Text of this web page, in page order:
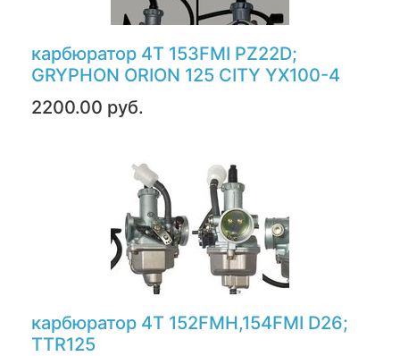
карбюратор 4Т 153FMI PZ22D;
GRYPHON ORION 125 CITY YX100-4
2200.00 руб.
карбюратор 4Т 152FMH,154FMI D26;
TTR125